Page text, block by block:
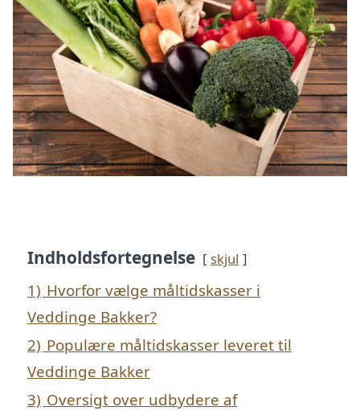
Indholdsfortegnelse skjul
1) Hvorfor vælge måltidskasser i
Veddinge Bakker?
2) Populære måltidskasser leveret til
Veddinge Bakker
3) Oversigt over udbydere af